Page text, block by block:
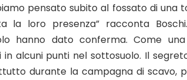
pensato subito al fossato di una
la loro presenza” racconta
hanno dato conferma. Come
in alcuni punti nel sottosuolo. Il
durante la campagna di scavo,